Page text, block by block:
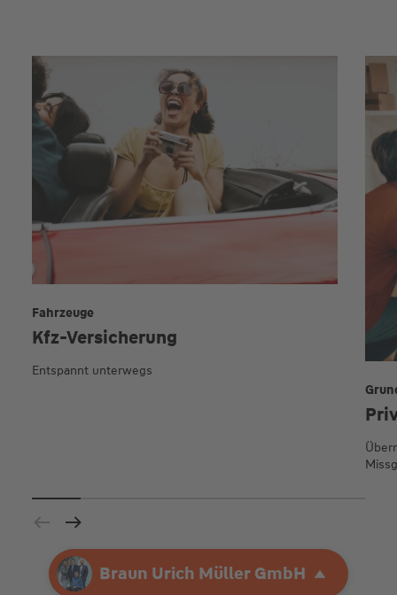
Ihre AgenturBraun Urich Müller GmbH
Braun Urich Müller GmbH
Kfz-Versicherung
Fahrzeuge
Entspannt unterwegs